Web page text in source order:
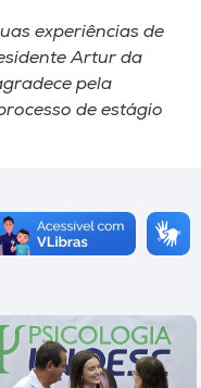
experiências de
Artur da
pela
de estágio